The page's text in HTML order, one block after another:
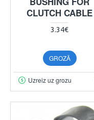
CLUTCH CABLE
3.34€
GROZĀ
Uzreiz uz grozu